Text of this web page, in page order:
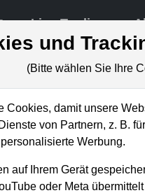
Live-Trading
Big-
und
(Bitte wählen Sie Ihre
Cookies, damit unsere
von Partnern, z. B.
Werbung.
auf Ihrem Gerät
oder Meta